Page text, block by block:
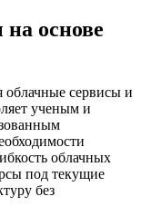
основе
сервисы и
ученым и
облачных
под текущие
без